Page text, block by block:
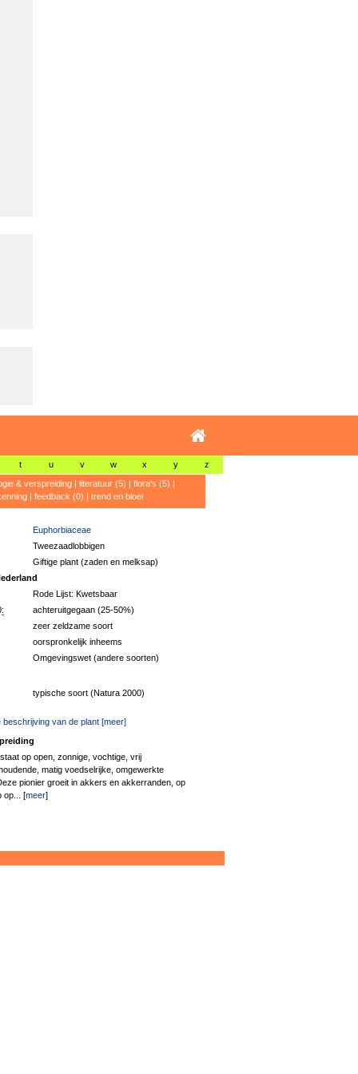
t u v w x y z
& verspreiding| literatuur (5) | flora's (5) |
| feedback (0) | trend en bloei
Euphorbiaceae
Tweezaadlobbigen
Giftige plant (zaden en melksap)
Rode Lijst: Kwetsbaar
achteruitgegaan (25-50%)
zeer zeldzame soort
oorspronkelijk inheems
Omgevingswet (andere soorten)
typische soort (Natura 2000)
beschrijving van de plant [meer]
op open, zonnige, vochtige, vrij
matig voedselrijke, omgewerkte
pionier groeit in akkers en akkerranden, op
op... [meer]